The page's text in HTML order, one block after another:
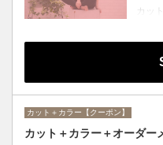
カッ
ペシ
♪デ
けま
カット＋カラー【クーポン】
カット＋カラー＋オーダー